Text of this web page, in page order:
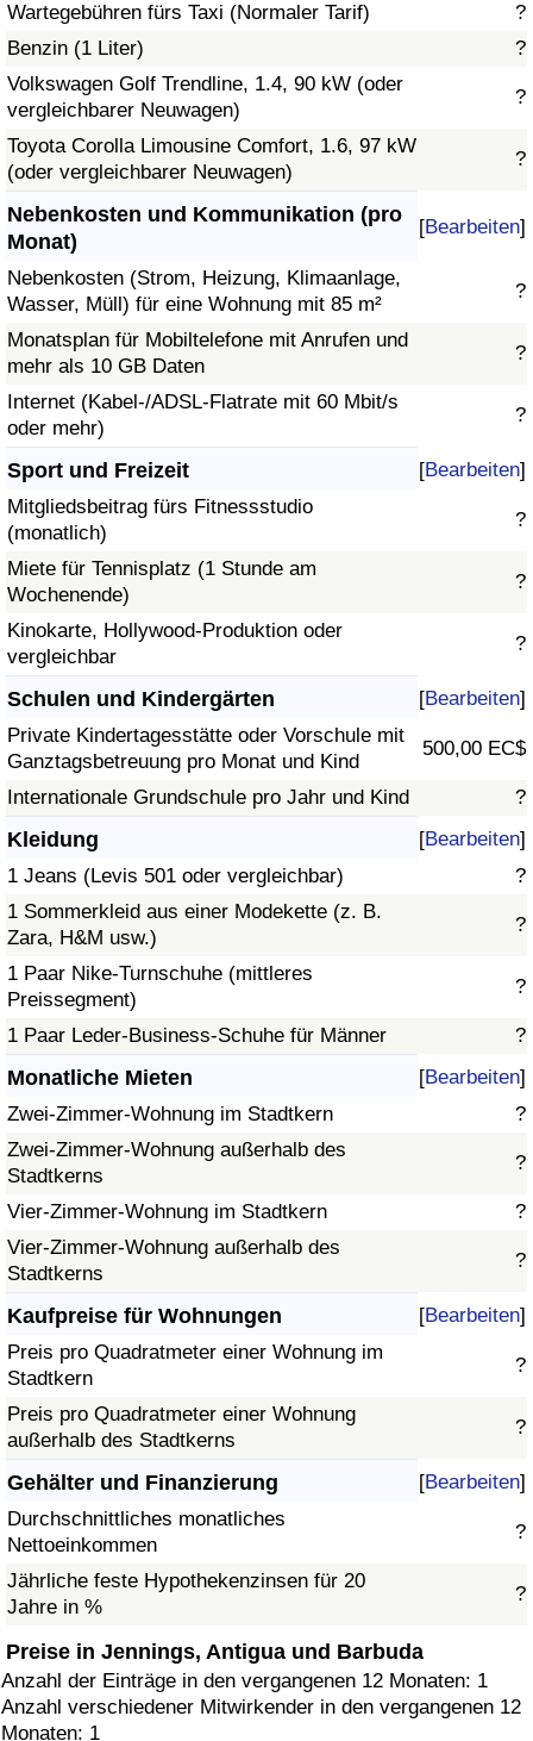
Wartegebühren fürs Taxi (Normaler Tarif)
?
Benzin (1 Liter)
?
Volkswagen Golf Trendline, 1.4, 90 kW (oder
vergleichbarer Neuwagen)
?
Toyota Corolla Limousine Comfort, 1.6, 97 kW
(oder vergleichbarer Neuwagen)
?
Nebenkosten und Kommunikation (pro
Monat)
[Bearbeiten]
Nebenkosten (Strom, Heizung, Klimaanlage,
Wasser, Müll) für eine Wohnung mit 85 m²
?
Monatsplan für Mobiltelefone mit Anrufen und
mehr als 10 GB Daten
?
Internet (Kabel-/ADSL-Flatrate mit 60 Mbit/s
oder mehr)
?
Sport und Freizeit [Bearbeiten]
Mitgliedsbeitrag fürs Fitnessstudio
(monatlich)
?
Miete für Tennisplatz (1 Stunde am
Wochenende)
?
Kinokarte, Hollywood-Produktion oder
vergleichbar
?
Schulen und Kindergärten [Bearbeiten]
Private Kindertagesstätte oder Vorschule mit
Ganztagsbetreuung pro Monat und Kind
500,00 EC$
Internationale Grundschule pro Jahr und Kind ?
Kleidung [Bearbeiten]
1 Jeans (Levis 501 oder vergleichbar)
?
1 Sommerkleid aus einer Modekette (z. B.
Zara, H&M usw.)
?
1 Paar Nike-Turnschuhe (mittleres
Preissegment)
?
1 Paar Leder-Business-Schuhe für Männer ?
Monatliche Mieten [Bearbeiten]
Zwei-Zimmer-Wohnung im Stadtkern
?
Zwei-Zimmer-Wohnung außerhalb des
Stadtkerns
?
Vier-Zimmer-Wohnung im Stadtkern
?
Vier-Zimmer-Wohnung außerhalb des
Stadtkerns
?
Kaufpreise für Wohnungen [Bearbeiten]
Preis pro Quadratmeter einer Wohnung im
Stadtkern
?
Preis pro Quadratmeter einer Wohnung
außerhalb des Stadtkerns
?
Gehälter und Finanzierung [Bearbeiten]
Durchschnittliches monatliches
Nettoeinkommen
?
Jährliche feste Hypothekenzinsen für 20
Jahre in %
?
Preise in Jennings, Antigua und Barbuda
Anzahl der Einträge in den vergangenen 12 Monaten: 1
Anzahl verschiedener Mitwirkender in den vergangenen 12
Monaten: 1